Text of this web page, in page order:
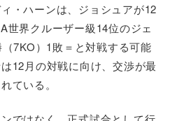
・ハーンは、ジョシュアが12
世界クルーザー級14位のジェ
7KO）1敗＝と対戦する可能
12月の対戦に向け、交渉が最
ている。